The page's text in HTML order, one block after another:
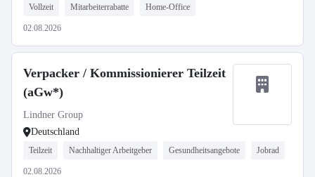
Vollzeit Mitarbeiterrabatte Home-Office
02.08.2026
Verpacker / Kommissionierer Teilzeit
(aGw*)
Lindner Group
Deutschland
Teilzeit Nachhaltiger Arbeitgeber Gesundheitsangebote Jobrad
02.08.2026